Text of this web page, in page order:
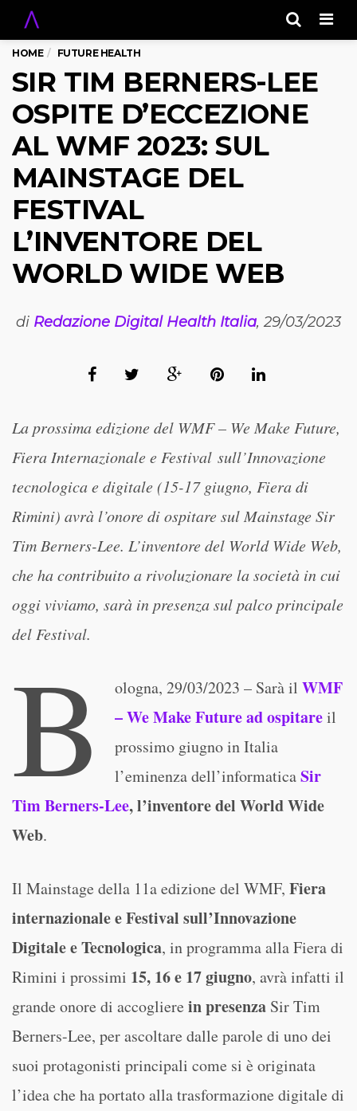
HOME FUTURE HEALTH
SIR TIM BERNERS-LEE
OSPITE D’ECCEZIONE
AL WMF 2023: SUL
MAINSTAGE DEL
FESTIVAL
L’INVENTORE DEL
WORLD WIDE WEB
di Redazione Digital Health Italia, 29/03/2023
La prossima edizione del WMF – We Make Future,
Fiera Internazionale e Festival sull’Innovazione
tecnologica e digitale (15-17 giugno, Fiera di
Rimini) avrà l’onore di ospitare sul Mainstage Sir
Tim Berners-Lee. L’inventore del World Wide Web,
che ha contribuito a rivoluzionare la società in cui
oggi viviamo, sarà in presenza sul palco principale
del Festival.
B ologna, 29/03/2023 – Sarà il WMF
– We Make Future ad ospitareil
prossimo giugno in Italia
l’eminenza dell’informaticaSir
Tim Berners-Lee, l’inventore del World Wide
Web.
Il Mainstage della 11a edizione del WMF, Fiera
internazionale e Festival sull’Innovazione
Digitale e Tecnologica, in programma alla Fiera di
Rimini i prossimi 15, 16 e 17 giugno, avrà infatti il
grande onore di accogliere in presenza Sir Tim
Berners-Lee, per ascoltare dalle parole di uno dei
suoi protagonisti principali come si è originata
l’idea che ha portato alla trasformazione digitale di